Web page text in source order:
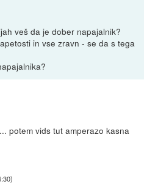
veš da je dober napajalnik?
in vse zravn - se da s tega
potem vids tut amperazo kasna
)